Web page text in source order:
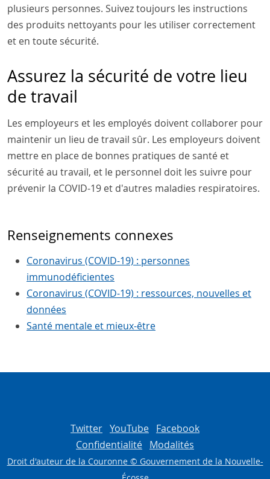
plusieurs personnes. Suivez toujours les instructions
des produits nettoyants pour les utiliser correctement
et en toute sécurité.
Assurez la sécurité de votre lieu
de travail
Les employeurs et les employés doivent collaborer pour
maintenir un lieu de travail sûr. Les employeurs doivent
mettre en place de bonnes pratiques de santé et
sécurité au travail, et le personnel doit les suivre pour
prévenir la COVID-19 et d'autres maladies respiratoires.
Renseignements connexes
Coronavirus (COVID-19) : personnes
immunodéficientes
Coronavirus (COVID-19) : ressources, nouvelles et
données
Santé mentale et mieux-être
Twitter YouTube Facebook
Confidentialité Modalités
Droit d'auteur de la Couronne © Gouvernement de la Nouvelle-